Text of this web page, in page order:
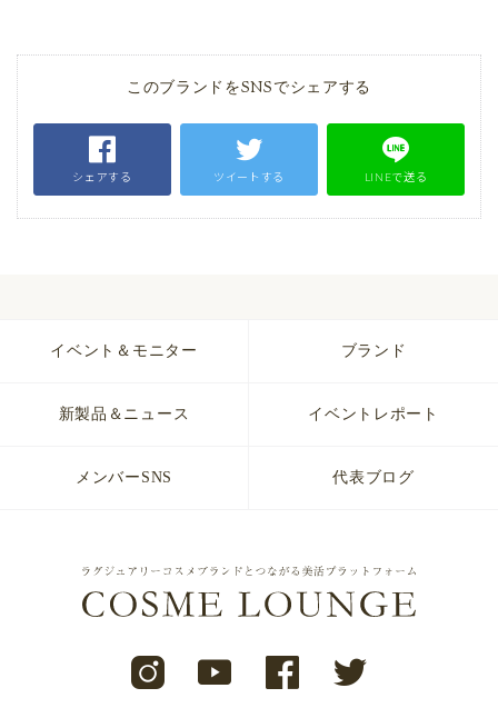
このブランドをSNSでシェアする
シェアする ツイートする LINEで送る
イベント＆モニター ブランド
新製品＆ニュース イベントレポート
メンバーSNS 代表ブログ